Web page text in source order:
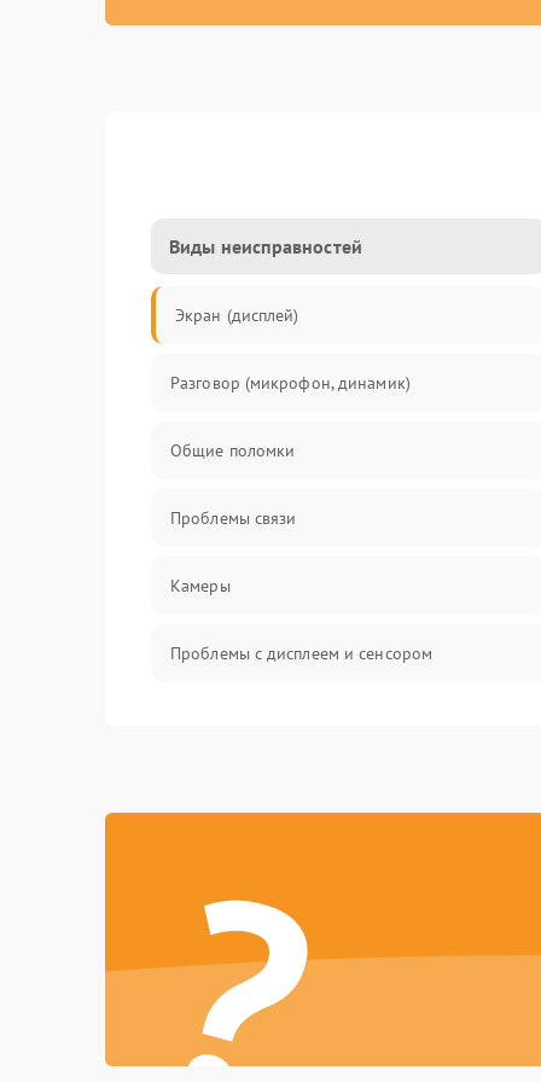
Виды неисправностей
Экран (дисплей)
Разговор (микрофон, динамик)
Общие поломки
Проблемы связи
Камеры
Проблемы с дисплеем и сенсором
аккумулятором
?